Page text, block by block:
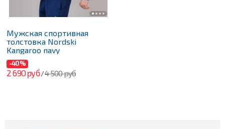
Мужская спортивная
толстовка Nordski
Kangaroo navy
-40%
2 690 руб/4 500 руб